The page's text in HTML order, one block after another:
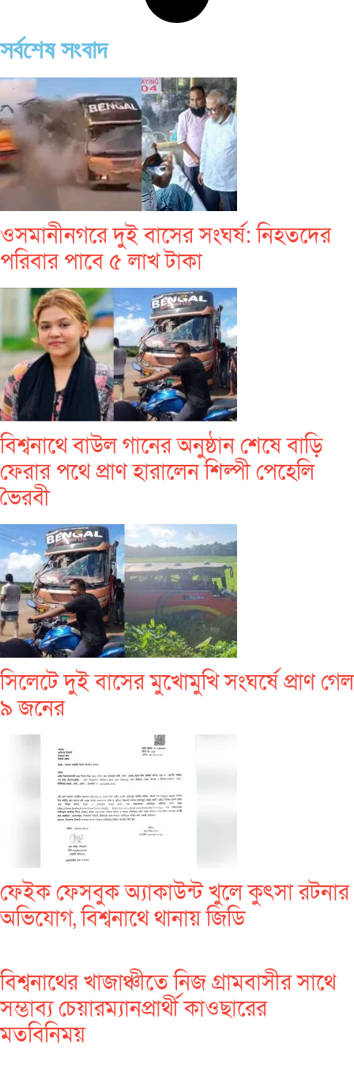
সর্বশেষ সংবাদ
ওসমানীনগরে দুই বাসের সংঘর্ষ: নিহতদের
পরিবার পাবে ৫ লাখ টাকা
বিশ্বনাথে বাউল গানের অনুষ্ঠান শেষে বাড়ি
ফেরার পথে প্রাণ হারালেন শিল্পী পেহেলি
ভৈরবী
সিলেটে দুই বাসের মুখোমুখি সংঘর্ষে প্রাণ গেল
৯ জনের
ফেইক ফেসবুক অ্যাকাউন্ট খুলে কুৎসা রটনার
অভিযোগ, বিশ্বনাথে থানায় জিডি
বিশ্বনাথের খাজাঞ্চীতে নিজ গ্রামবাসীর সাথে
সম্ভাব্য চেয়ারম্যানপ্রার্থী কাওছারের
মতবিনিময়